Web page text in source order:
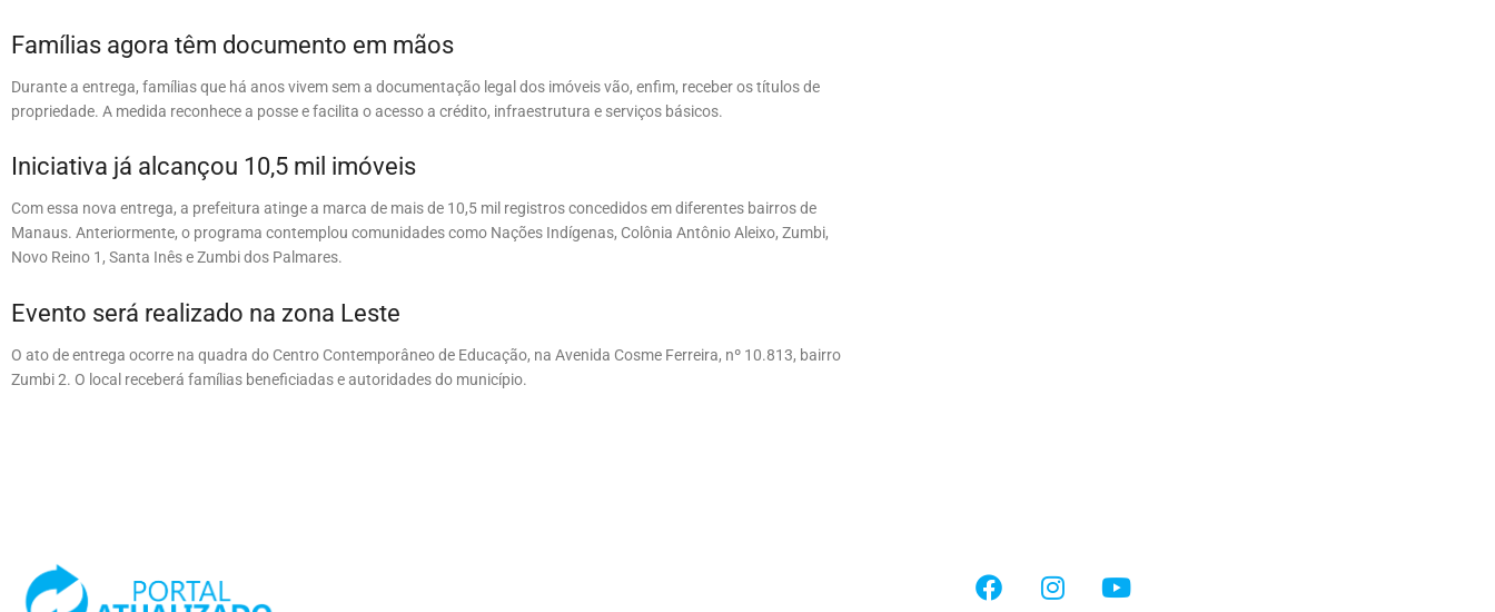
Famílias agora têm documento em mãos
Durante a entrega, famílias que há anos vivem sem a documentação legal dos imóveis vão, enfim, receber os títulos de
propriedade. A medida reconhece a posse e facilita o acesso a crédito, infraestrutura e serviços básicos.
Iniciativa já alcançou 10,5 mil imóveis
Com essa nova entrega, a prefeitura atinge a marca de mais de 10,5 mil registros concedidos em diferentes bairros de
Manaus. Anteriormente, o programa contemplou comunidades como Nações Indígenas, Colônia Antônio Aleixo, Zumbi,
Novo Reino 1, Santa Inês e Zumbi dos Palmares.
Evento será realizado na zona Leste
O ato de entrega ocorre na quadra do Centro Contemporâneo de Educação, na Avenida Cosme Ferreira, nº 10.813, bairro
Zumbi 2. O local receberá famílias beneficiadas e autoridades do município.